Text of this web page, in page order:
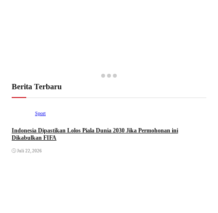
Berita Terbaru
Sport
Indonesia Dipastikan Lolos Piala Dunia 2030 Jika Permohonan ini
Dikabulkan FIFA
Juli 22, 2026